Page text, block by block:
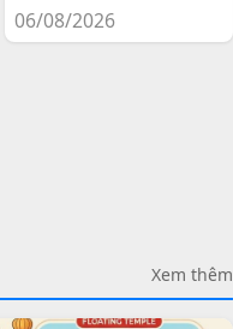
06/08/2026
Xem thêm